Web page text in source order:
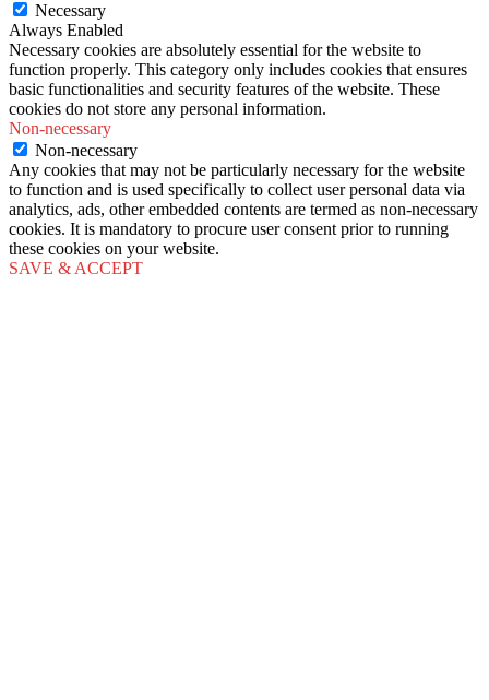
Necessary
Always Enabled
Necessary cookies are absolutely essential for the website to
function properly. This category only includes cookies that ensures
basic functionalities and security features of the website. These
cookies do not store any personal information.
Non-necessary
Non-necessary
Any cookies that may not be particularly necessary for the website
to function and is used specifically to collect user personal data via
analytics, ads, other embedded contents are termed as non-necessary
cookies. It is mandatory to procure user consent prior to running
these cookies on your website.
SAVE & ACCEPT